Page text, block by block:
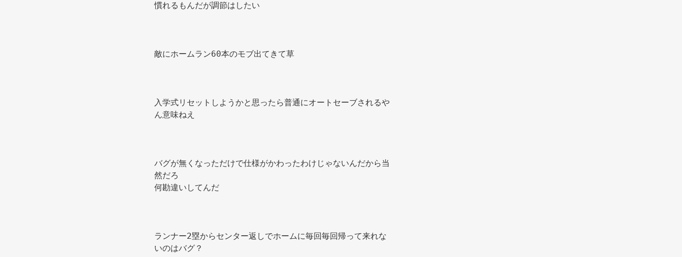
慣れるもんだが調節はしたい
敵にホームラン60本のモブ出てきて草
入学式リセットしようかと思ったら普通にオートセーブされるや
ん意味ねえ
バグが無くなっただけで仕様がかわったわけじゃないんだから当
然だろ
何勘違いしてんだ
ランナー2塁からセンター返しでホームに毎回毎回帰って来れな
いのはバグ？